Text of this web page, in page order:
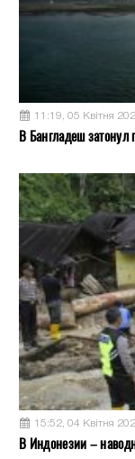
11:19, 05 Квітня
В Бангладеш
15:52, 04 Квітня
В Индонезии –